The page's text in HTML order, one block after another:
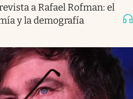
a Rafael Rofman: el
y la demografía